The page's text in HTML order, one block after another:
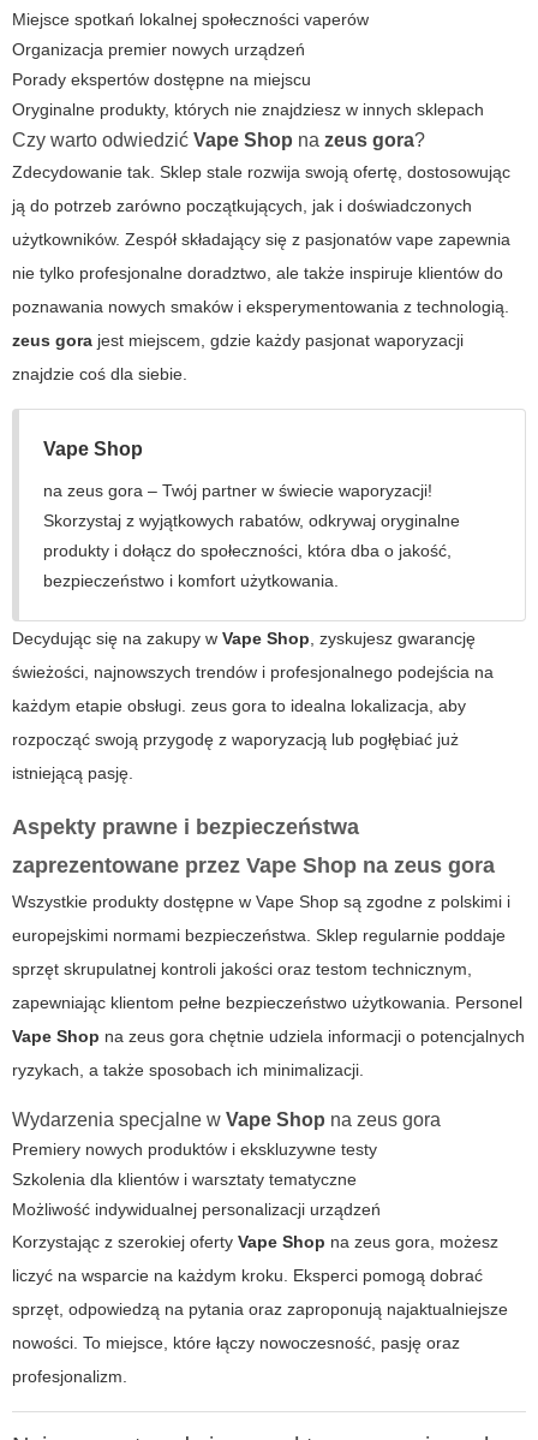
Miejsce spotkań lokalnej społeczności vaperów
Organizacja premier nowych urządzeń
Porady ekspertów dostępne na miejscu
Oryginalne produkty, których nie znajdziesz w innych sklepach
Czy warto odwiedzić Vape Shop na zeus gora?
Zdecydowanie tak. Sklep stale rozwija swoją ofertę, dostosowując
ją do potrzeb zarówno początkujących, jak i doświadczonych
użytkowników. Zespół składający się z pasjonatów vape zapewnia
nie tylko profesjonalne doradztwo, ale także inspiruje klientów do
poznawania nowych smaków i eksperymentowania z technologią.
zeus gora jest miejscem, gdzie każdy pasjonat waporyzacji
znajdzie coś dla siebie.
Vape Shop
na zeus gora – Twój partner w świecie waporyzacji!
Skorzystaj z wyjątkowych rabatów, odkrywaj oryginalne
produkty i dołącz do społeczności, która dba o jakość,
bezpieczeństwo i komfort użytkowania.
Decydując się na zakupy w Vape Shop , zyskujesz gwarancję
świeżości, najnowszych trendów i profesjonalnego podejścia na
każdym etapie obsługi. zeus gora to idealna lokalizacja, aby
rozpocząć swoją przygodę z waporyzacją lub pogłębiać już
istniejącą pasję.
Aspekty prawne i bezpieczeństwa
zaprezentowane przez Vape Shop na zeus gora
Wszystkie produkty dostępne w Vape Shop są zgodne z polskimi i
europejskimi normami bezpieczeństwa. Sklep regularnie poddaje
sprzęt skrupulatnej kontroli jakości oraz testom technicznym,
zapewniając klientom pełne bezpieczeństwo użytkowania. Personel
Vape Shop na zeus gora chętnie udziela informacji o potencjalnych
ryzykach, a także sposobach ich minimalizacji.
Wydarzenia specjalne w Vape Shop na zeus gora
Premiery nowych produktów i ekskluzywne testy
Szkolenia dla klientów i warsztaty tematyczne
Możliwość indywidualnej personalizacji urządzeń
Korzystając z szerokiej oferty Vape Shop na zeus gora , możesz
liczyć na wsparcie na każdym kroku. Eksperci pomogą dobrać
sprzęt, odpowiedzą na pytania oraz zaproponują najaktualniejsze
nowości. To miejsce, które łączy nowoczesność, pasję oraz
profesjonalizm.